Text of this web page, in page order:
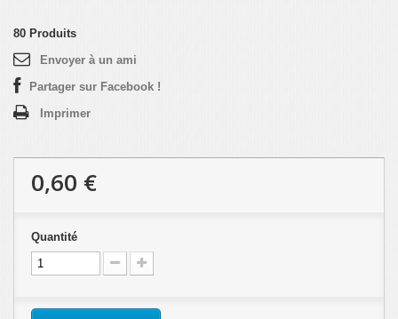
80 Produits
Envoyer à un ami
Partager sur Facebook !
Imprimer
0,60 €
Quantité